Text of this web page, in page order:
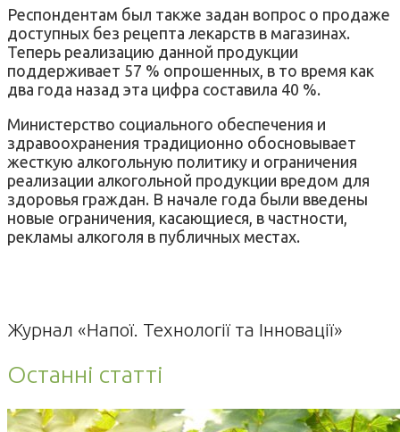
Респондентам был также задан вопрос о продаже
доступных без рецепта лекарств в магазинах.
Теперь реализацию данной продукции
поддерживает 57 % опрошенных, в то время как
два года назад эта цифра составила 40 %.
Министерство социального обеспечения и
здравоохранения традиционно обосновывает
жесткую алкогольную политику и ограничения
реализации алкогольной продукции вредом для
здоровья граждан. В начале года были введены
новые ограничения, касающиеся, в частности,
рекламы алкоголя в публичных местах.
Журнал «Напої. Технології та Інновації»
Останні статті